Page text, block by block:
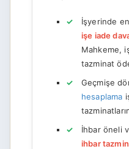
İşyerinde
işe iade
Mahkeme,
tazminat
Geçmişe
hesaplama
İhbar öneli
ihbar